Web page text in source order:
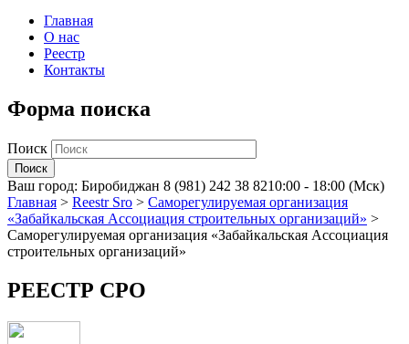
Главная
О нас
Реестр
Контакты
Форма поиска
Поиск
Ваш город: Биробиджан 8 (981) 242 38 8210:00 - 18:00 (Мск)
Главная > Reestr Sro > Саморегулируемая организация
«Забайкальская Ассоциация строительных организаций» >
Саморегулируемая организация «Забайкальская Ассоциация
строительных организаций»
РЕЕСТР СРО